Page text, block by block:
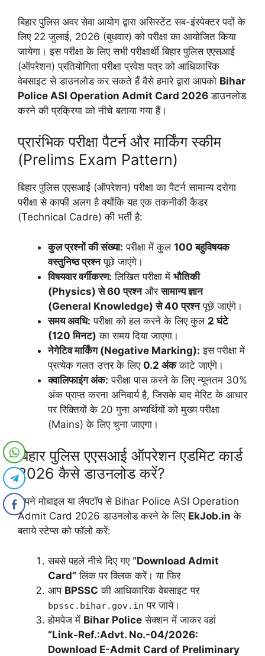
बिहार पुलिस अवर सेवा आयोग द्वारा असिस्टेंट सब-इंस्पेक्टर पदों के
लिए 22 जुलाई, 2026 (बुधवार) को परीक्षा का आयोजित किया
जायेगा। इस परीक्षा के लिए सभी परीक्षार्थी बिहार पुलिस एएसआई
(ऑपरेशन) प्रतियोगिता परीक्षा प्रवेश पत्र को आधिकारिक
वेबसाइट से डाउनलोड कर सकते हैं वैसे हमारे द्वारा आपको Bihar
Police ASI Operation Admit Card 2026 डाउनलोड
करने की प्रक्रिया को नीचे बताया गया हैं।
प्रारंभिक परीक्षा पैटर्न और मार्किंग स्कीम
(Prelims Exam Pattern)
बिहार पुलिस एएसआई (ऑपरेशन) परीक्षा का पैटर्न सामान्य दरोगा
परीक्षा से काफी अलग है क्योंकि यह एक तकनीकी कैडर
(Technical Cadre) की भर्ती है:
कुल प्रश्नों की संख्या: परीक्षा में कुल 100 बहुविषयक
वस्तुनिष्ठ प्रश्नपूछे जाएंगे।
विषयवार वर्गीकरण: लिखित परीक्षा में भौतिकी
(Physics) से 60 प्रश्नऔरसामान्य ज्ञान
(General Knowledge) से 40 प्रश्नपूछे जाएंगे।
समय अवधि: परीक्षा को हल करने के लिए कुल 2 घंटे
(120 मिनट) का समय दिया जाएगा।
नेगेटिव मार्किंग (Negative Marking): इस परीक्षा में
प्रत्येक गलत उत्तर के लिए 0.2 अंककाटे जाएंगे।
क्वालिफाइंग अंक: परीक्षा पास करने के लिए न्यूनतम 30%
अंक प्राप्त करना अनिवार्य है, जिसके बाद मेरिट के आधार
पर रिक्तियों के 20 गुना अभ्यर्थियों को मुख्य परीक्षा
(Mains) के लिए चुना जाएगा।
बिहार पुलिस एएसआई ऑपरेशन एडमिट कार्ड
2026 कैसे डाउनलोड करें?
अपने मोबाइल या लैपटॉप से Bihar Police ASI Operation
Admit Card 2026 डाउनलोड करने के लिए EkJob.in के
बताये स्टेप्स को फॉलो करें:
सबसे पहले नीचे दिए गए “Download Admit
Card” लिंक पर क्लिक करें। या फिर
आप BPSSC की आधिकारिक वेबसाइट पर
bpssc.bihar.gov.in पर जाये।
होमपेज में Bihar Police सेक्शन में जाकर वहां
“Link-Ref.:Advt. No.-04/2026:
Download E-Admit Card of Preliminary